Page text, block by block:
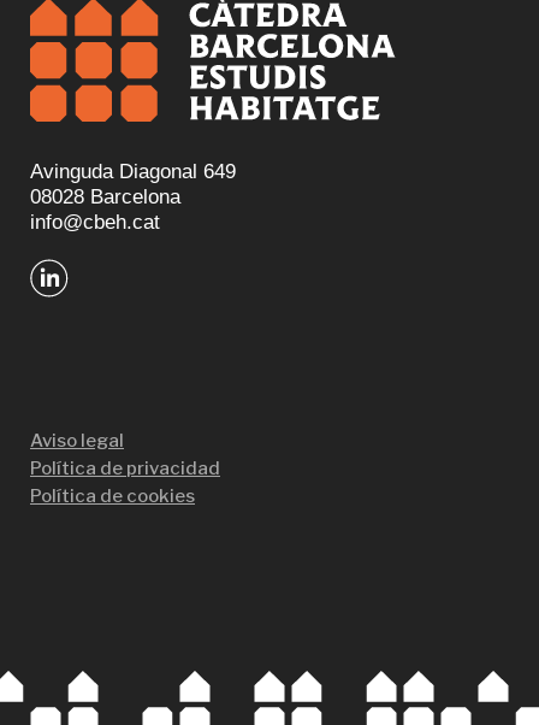
Avinguda Diagonal 649
08028 Barcelona
info@cbeh.cat
Aviso legal
Política de privacidad
Política de cookies